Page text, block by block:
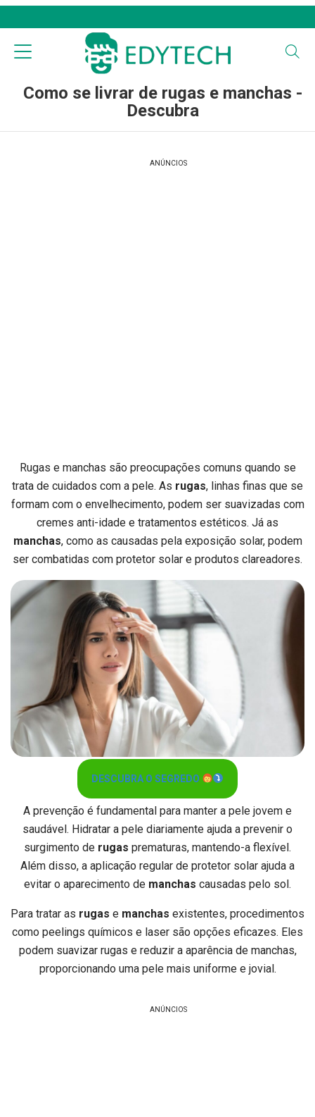
Como se livrar de rugas e manchas -
Descubra
ANÚNCIOS
Rugas e manchas são preocupações comuns quando se
trata de cuidados com a pele. As rugas, linhas finas que se
formam com o envelhecimento, podem ser suavizadas com
cremes anti-idade e tratamentos estéticos. Já as
manchas, como as causadas pela exposição solar, podem
ser combatidas com protetor solar e produtos clareadores.
DESCUBRA O SEGREDO
A prevenção é fundamental para manter a pele jovem e
saudável. Hidratar a pele diariamente ajuda a prevenir o
surgimento de rugas prematuras, mantendo-a flexível.
Além disso, a aplicação regular de protetor solar ajuda a
evitar o aparecimento de manchas causadas pelo sol.
Para tratar as rugas e manchas existentes, procedimentos
como peelings químicos e laser são opções eficazes. Eles
podem suavizar rugas e reduzir a aparência de manchas,
proporcionando uma pele mais uniforme e jovial.
ANÚNCIOS